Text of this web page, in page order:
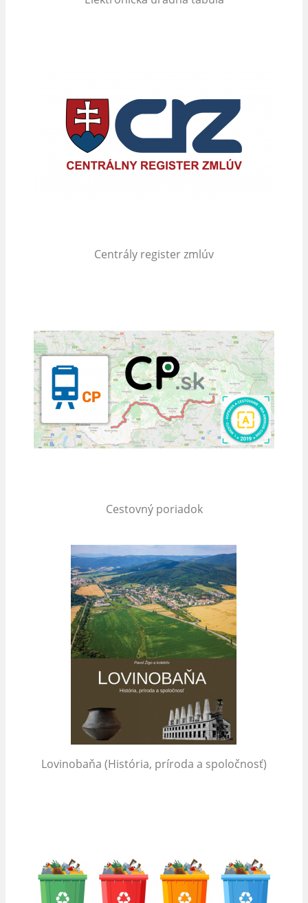
Centrály register zmlúv
Cestovný poriadok
Lovinobaňa (História, príroda a spoločnosť)